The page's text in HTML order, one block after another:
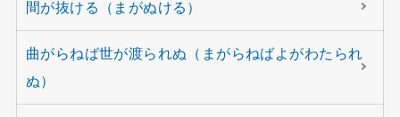
間が抜ける（まがぬける）
曲がらねば世が渡られぬ（まがらねばよがわたられ
ぬ）